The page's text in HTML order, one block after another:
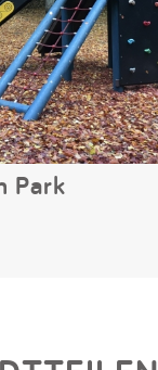
Park